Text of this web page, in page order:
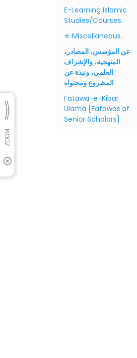
E-Learning Islamic
Studies/Courses.
✯ Miscellaneous.
عن المؤسس، المصادر،
المنهجية، والإشراف
العلمي، ونبذة عن
المشروع ومحتواه
Fatawa-e-Kibar
Ulama [Fatawas of
Senior Scholars]